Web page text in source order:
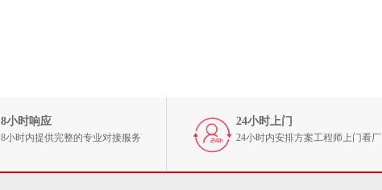
8小时响应
8小时内提供完整的专业对接服务
24小时上门
24小时内安排方案工程师上门看厂